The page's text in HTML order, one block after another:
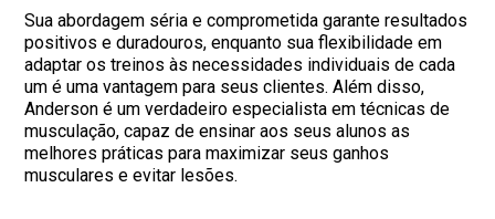
Sua abordagem séria e comprometida garante resultados
positivos e duradouros, enquanto sua flexibilidade em
adaptar os treinos às necessidades individuais de cada
um é uma vantagem para seus clientes. Além disso,
Anderson é um verdadeiro especialista em técnicas de
musculação, capaz de ensinar aos seus alunos as
melhores práticas para maximizar seus ganhos
musculares e evitar lesões.